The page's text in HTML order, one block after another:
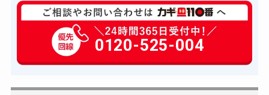
玄関カギ修理 6,600円～(税込)
玄関カギ作成 14,300円～(税込)
玄関カギ交換 14,300円～(税込)
0120-525-004